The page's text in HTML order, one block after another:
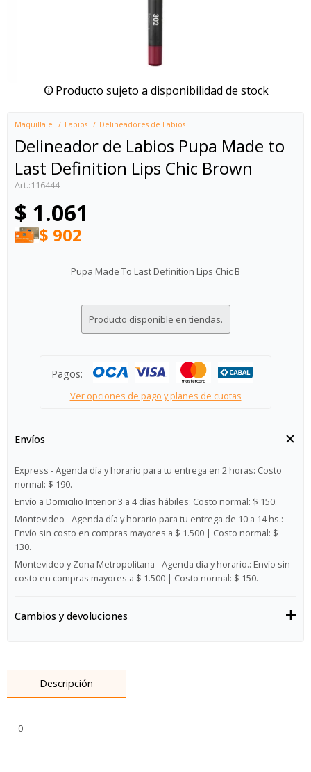
Producto sujeto a disponibilidad de stock
Maquillaje Labios Delineadores de Labios
Delineador de Labios Pupa Made to
Last Definition Lips Chic Brown
116444
$ 1.061
$ 902
Pupa Made To Last Definition Lips Chic B
Producto disponible en tiendas.
Pagos:
Ver opciones de pago y planes de cuotas
Envíos
Express - Agenda día y horario para tu entrega en 2 horas: Costo
normal: $ 190.
Envío a Domicilio Interior 3 a 4 días hábiles: Costo normal: $ 150.
Montevideo - Agenda día y horario para tu entrega de 10 a 14 hs.:
Envío sin costo en compras mayores a $ 1.500 | Costo normal: $
130.
Montevideo y Zona Metropolitana - Agenda día y horario.: Envío sin
costo en compras mayores a $ 1.500 | Costo normal: $ 150.
Cambios y devoluciones
Descripción
0